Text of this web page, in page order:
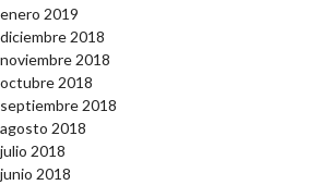
enero 2019
diciembre 2018
noviembre 2018
octubre 2018
septiembre 2018
agosto 2018
julio 2018
junio 2018